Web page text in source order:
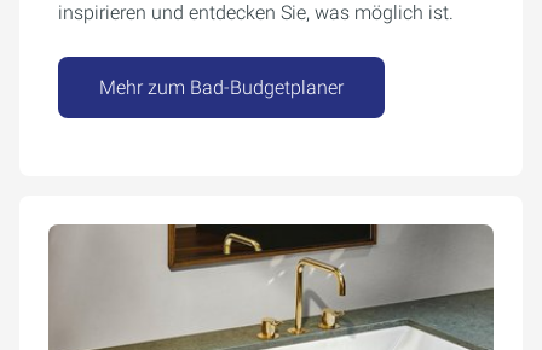
inspirieren und entdecken Sie, was möglich ist.
Mehr zum Bad-Budgetplaner